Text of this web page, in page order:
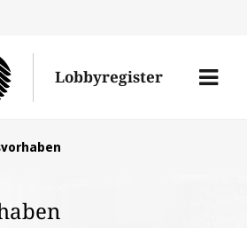
Lobbyregister
Menü